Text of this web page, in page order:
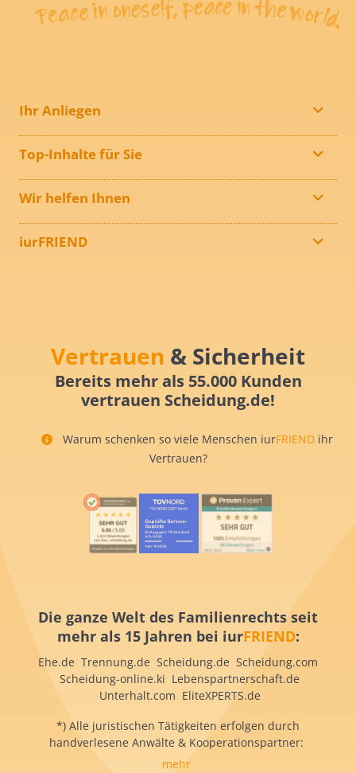
Ihr Anliegen
Top-Inhalte für Sie
Wir helfen Ihnen
iurFRIEND
Vertrauen & Sicherheit
Bereits mehr als 55.000 Kunden
vertrauen Scheidung.de!
Warum schenken so viele Menschen iurFRIEND ihr
Vertrauen?
Die ganze Welt des Familienrechts seit
mehr als 15 Jahren bei iurFRIEND:
Ehe.de Trennung.de Scheidung.de Scheidung.com
Scheidung-online.ki Lebenspartnerschaft.de
Unterhalt.com EliteXPERTS.de
*) Alle juristischen Tätigkeiten erfolgen durch
handverlesene Anwälte & Kooperationspartner:
mehr